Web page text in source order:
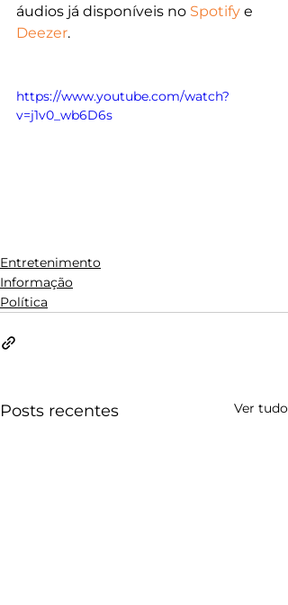
áudios já disponíveis no Spotify e
Deezer.
https://www.youtube.com/watch?
v=j1v0_wb6D6s
Entretenimento
Informação
Política
Posts recentes Ver tudo